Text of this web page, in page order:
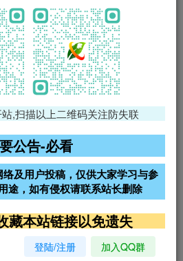
影视源码
影视源码
腾讯轻量4核4G3M服务器38元/
元/
雨云高防免备案服务器
超低价文字广告位招租
超低价文字广告位招租
,扫描以上二维码关注防失联
公告-必看
及用户投稿，仅供大家学习与参
途，如有侵权请联系站长删除
藏本站链接以免遗失
登陆/注册 加入QQ群